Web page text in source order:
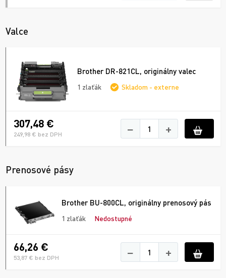
Valce
Brother DR-821CL, originálny valec
1 zlaťák Skladom - externe
307,48 €
249,98 € bez DPH − +
Prenosové pásy
Brother BU-800CL, originálny prenosový pás
1 zlaťák Nedostupné
66,26 €
53,87 € bez DPH − +